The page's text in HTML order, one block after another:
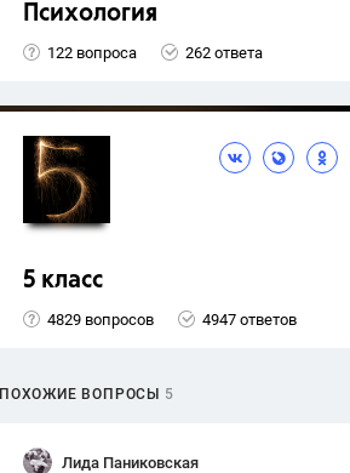
Психология
122 вопроса 262 ответа
5 класс
4829 вопросов 4947 ответов
ПОХОЖИЕ ВОПРОСЫ 5
Лида Паниковская